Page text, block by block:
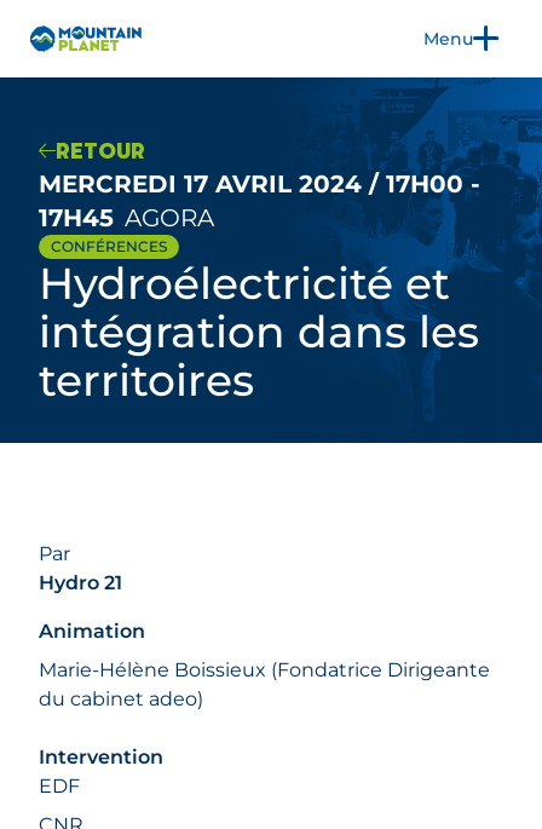
Menu
FREN
LE SALON
EXPOSER
EDITION 2026
3CS
INFOS PRATIQUES
PARTENAIRES
FAQ
CONTACT & INSCRIPTIONS
RETOUR
MERCREDI 17 AVRIL 2024 / 17H00 -
17H45 AGORA
CONFÉRENCES
Hydroélectricité et
intégration dans les
territoires
Par
Hydro 21
Animation
Marie-Hélène Boissieux (Fondatrice Dirigeante
du cabinet adeo)
Intervention
EDF